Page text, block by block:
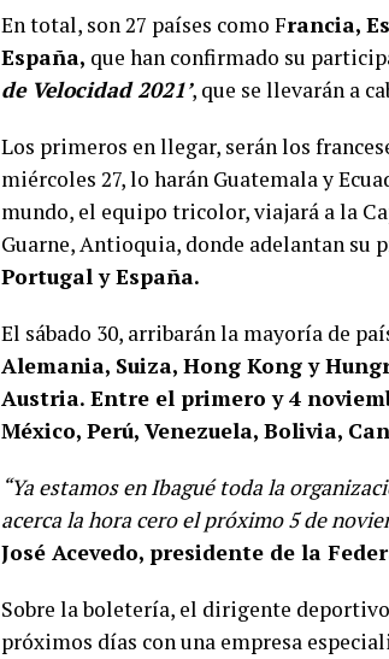
En total, son 27 países como Francia,
España, que han confirmado su
de Velocidad 2021’, que se llevarán a
Los primeros en llegar, serán los
miércoles 27, lo harán Guatemala y
mundo, el equipo tricolor, viajará a la
Guarne, Antioquia, donde adelantan su
Portugal y España.
El sábado 30, arribarán la mayoría de
Alemania, Suiza, Hong Kong y
Austria. Entre el primero y 4
México, Perú, Venezuela, Bolivia,
“Ya estamos en Ibagué toda la
acerca la hora cero el próximo 5 de
José Acevedo, presidente de la
Sobre la boletería, el dirigente
próximos días con una empresa